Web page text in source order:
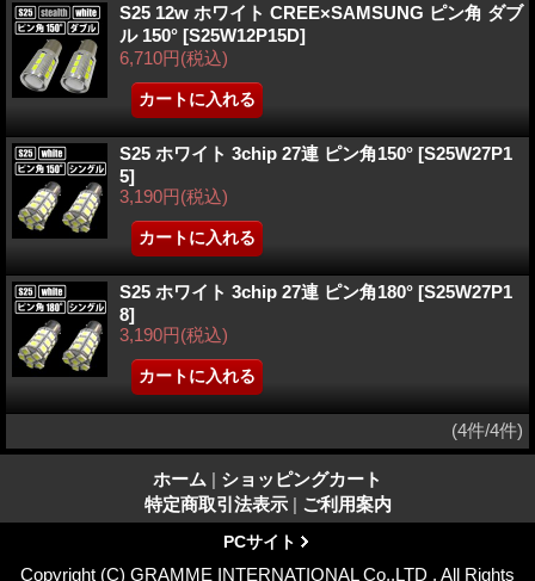
S25 12w ホワイト CREE×SAMSUNG ピン角 ダブ
ル 150° [S25W12P15D]
6,710円(税込)
S25 ホワイト 3chip 27連 ピン角150° [S25W27P1
5]
3,190円(税込)
S25 ホワイト 3chip 27連 ピン角180° [S25W27P1
8]
3,190円(税込)
(4件/4件)
ホーム | ショッピングカート
特定商取引法表示 | ご利用案内
PCサイト
Copyright (C) GRAMME INTERNATIONAL Co.,LTD . All Rights